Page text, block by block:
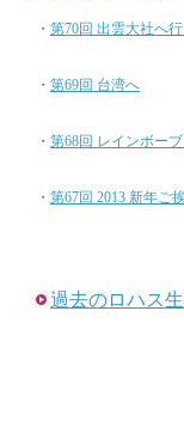
・ 第70回 出雲大社へ
・ 第69回 台湾へ
・ 第68回 レインボー
・ 第67回 2013 新年ご
過去のロハス